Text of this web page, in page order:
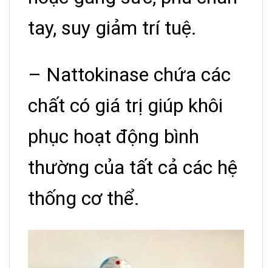
tay, suy giảm trí tuệ.
– Nattokinase chứa các
chất có giá trị giúp khôi
phục hoạt động bình
thường của tất cả các hệ
thống cơ thể.